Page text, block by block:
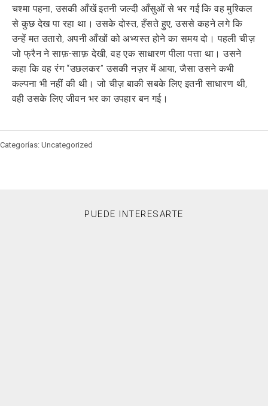
चश्मा पहना, उसकी आँखें इतनी जल्दी आँसुओं से भर गईं कि वह मुश्किल
से कुछ देख पा रहा था। उसके दोस्त, हँसते हुए, उससे कहने लगे कि
उन्हें मत उतारो, अपनी आँखों को अभ्यस्त होने का समय दो। पहली चीज़
जो फ्रैन ने साफ़-साफ़ देखी, वह एक साधारण पीला पत्ता था। उसने
कहा कि वह रंग “उछलकर” उसकी नज़र में आया, जैसा उसने कभी
कल्पना भी नहीं की थी। जो चीज़ बाकी सबके लिए इतनी साधारण थी,
वही उसके लिए जीवन भर का उपहार बन गई।
Categorías: Uncategorized
PUEDE INTERESARTE